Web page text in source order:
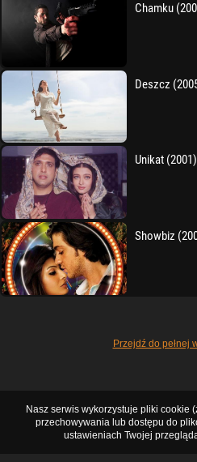
Chamku
Deszcz
Unikat (2001)
Showbiz
Przejdź do pełnej
Nasz serwis wykorzystuje pliki cookie
przechowywania lub dostępu do
ustawieniach Twojej